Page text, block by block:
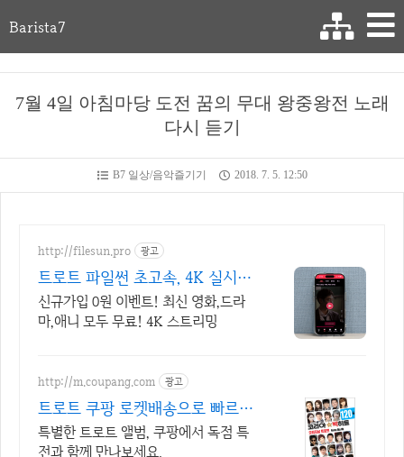
Barista7
7월 4일 아침마당 도전 꿈의 무대 왕중왕전 노래
다시 듣기
B7 일상/음악즐기기 2018. 7. 5. 12:50
http://filesun.pro 광고
트로트 파일썬 초고속, 4K 실시간
보기!
신규가입 0원 이벤트! 최신 영화,드라
마,애니 모두 무료! 4K 스트리밍
http://m.coupang.com 광고
트로트 쿠팡 로켓배송으로 빠르게
즐겨요
특별한 트로트 앨범, 쿠팡에서 독점 특
전과 함께 만나보세요.